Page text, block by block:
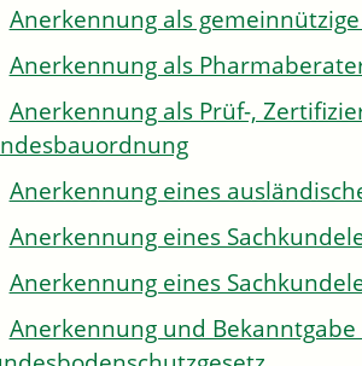
Anerkennung als
Anerkennung als
Anerkennung als Prüf-,
Anerkennung eines
Anerkennung eines
Anerkennung eines
Anerkennung und